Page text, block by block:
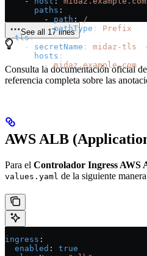
      paths
:
        -
path :
/
          pathType
: Prefix
  tls
:
    -
secretName : midaz-tls
      hosts
:
        -
midaz.example.com
See all 17 lines
Consulta la documentación oficial
referencia completa sobre las
AWS ALB
Para el Controlador Ingress AWS
values.yaml de la siguiente
ingress :
  enabled
: true